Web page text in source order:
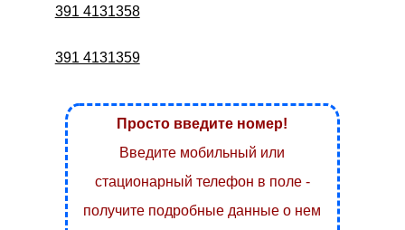
391 4131358
391 4131359
Просто введите номер!
Введите мобильный или
стационарный телефон в поле -
получите подробные данные о нем